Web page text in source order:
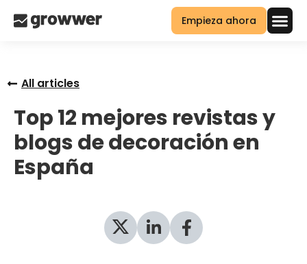
Empieza ahora
All articles
Top 12 mejores revistas y
blogs de decoración en
España